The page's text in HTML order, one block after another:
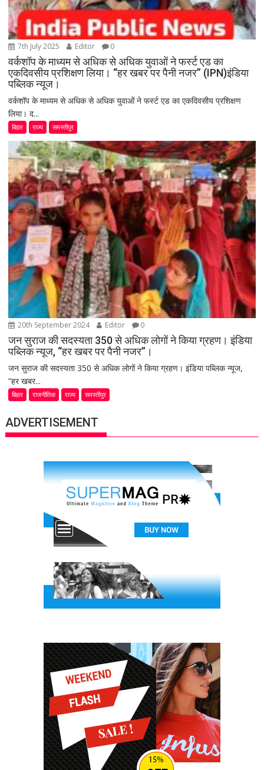
7th July 2025 Editor 0
वर्कशॉप के माध्यम से अधिक से अधिक युवाओं ने फर्स्ट एड का
एकदिवसीय प्रशिक्षण लिया। “हर खबर पर पैनी नजर” (IPN)इंडिया
पब्लिक न्यूज।
वर्कशॉप के माध्यम से अधिक से अधिक युवाओं ने फर्स्ट एड का एकदिवसीय प्रशिक्षण
लिया। द...
बिहार राज्य समस्तीपुर
20th September 2024 Editor 0
जन सुराज की सदस्यता 350 से अधिक लोगों ने किया ग्रहण। इंडिया
पब्लिक न्यूज, “हर खबर पर पैनी नजर”।
जन सुराज की सदस्यता 350 से अधिक लोगों ने किया ग्रहण। इंडिया पब्लिक न्यूज,
“हर खबर...
बिहार राजनीतिक राज्य समस्तीपुर
ADVERTISEMENT